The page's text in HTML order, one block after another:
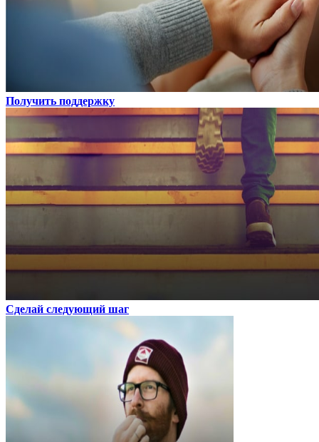
Получить поддержку
Сделай следующий шаг